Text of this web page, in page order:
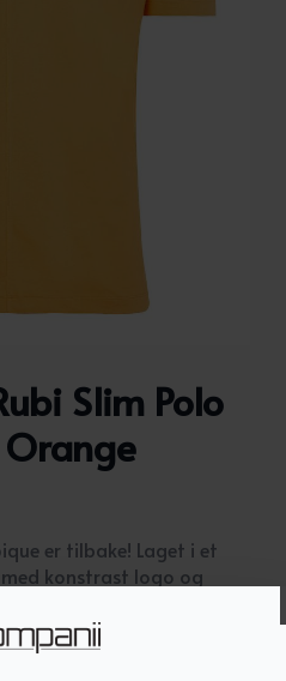
Slim Polo
er tilbake! Laget i et
konstrast logo og
å velge din normale